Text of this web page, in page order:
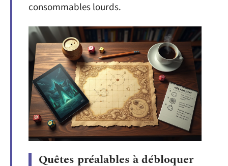
consommables lourds.
Quêtes préalables à débloquer